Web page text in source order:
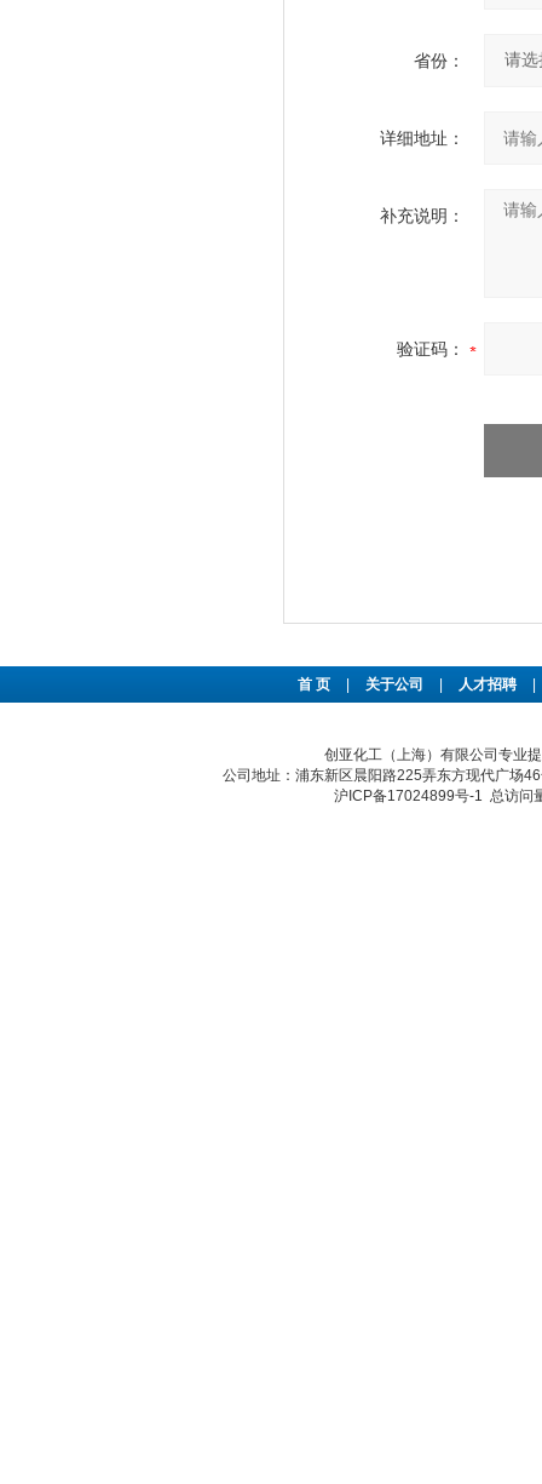
省份：
详细地址：
补充说明：
验证码：
首 页 关于公司 人才招聘
创亚化工（上海）有限公司专业
公司地址：浦东新区晨阳路225弄东方现代广场
沪ICP备17024899号-1 总访问